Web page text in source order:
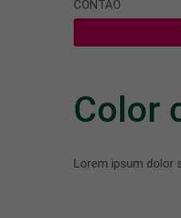
CONTAO
Color
Lorem ipsum dolor